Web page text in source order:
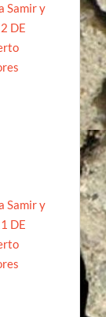
Samir y
DE
Samir y
DE